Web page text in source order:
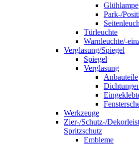
Glühlampe
Park-/
Türleuchte
Warnleuchte/-
Verglasung/Spiegel
Spiegel
Verglasung
Anbauteile
Werkzeuge
Zier-/Schutz-/
Spritzschutz
Embleme